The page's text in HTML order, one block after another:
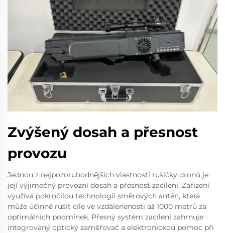
Zvýšený dosah a přesnost
provozu
Jednou z nejpozoruhodnějších vlastností rušičky dronů je
její výjimečný provozní dosah a přesnost zacílení. Zařízení
využívá pokročilou technologii směrových antén, která
může účinně rušit cíle ve vzdálenenosti až 1000 metrů za
optimálních podmínek. Přesný systém zacílení zahrnuje
integrovaný optický zaměřovač a elektronickou pomoc při